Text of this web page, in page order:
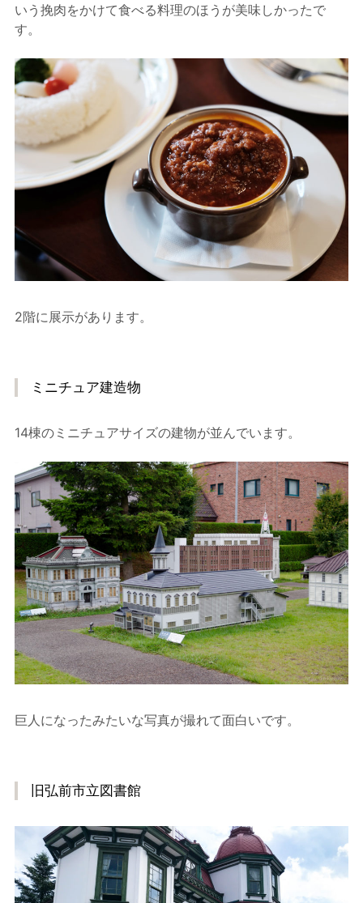
いう挽肉をかけて食べる料理のほうが美味しかったで
す。
2階に展示があります。
ミニチュア建造物
14棟のミニチュアサイズの建物が並んでいます。
巨人になったみたいな写真が撮れて面白いです。
旧弘前市立図書館